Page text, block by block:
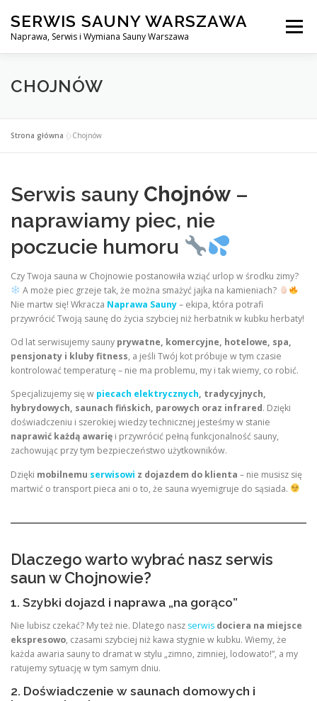
treści
SERWIS SAUNY WARSZAWA
Naprawa, Serwis i Wymiana Sauny Warszawa
Menu
SERWIS DO SAUNY WARSZAWA
CHOJNÓW
Strona główna »Chojnów
Serwis sauny Chojnów –
naprawiamy piec, nie
poczucie humoru
Czy Twoja sauna w Chojnowie postanowiła wziąć urlop w środku zimy?
A może piec grzeje tak, że można smażyć jajka na kamieniach?
Nie martw się! Wkracza Naprawa Sauny– ekipa, która potrafi
przywrócić Twoją saunę do życia szybciej niż herbatnik w kubku herbaty!
Od lat serwisujemy sauny prywatne, komercyjne, hotelowe, spa,
pensjonaty i kluby fitness, a jeśli Twój kot próbuje w tym czasie
kontrolować temperaturę – nie ma problemu, my i tak wiemy, co robić.
Specjalizujemy się w piecach elektrycznych, tradycyjnych,
hybrydowych, saunach fińskich, parowych oraz infrared. Dzięki
doświadczeniu i szerokiej wiedzy technicznej jesteśmy w stanie
naprawić każdą awarię i przywrócić pełną funkcjonalność sauny,
zachowując przy tym bezpieczeństwo użytkowników.
Dzięki mobilnemu serwisowi z dojazdem do klienta – nie musisz się
martwić o transport pieca ani o to, że sauna wyemigruje do sąsiada.
Dlaczego warto wybrać nasz serwis
saun w Chojnowie?
1. Szybki dojazd i naprawa „na gorąco”
Nie lubisz czekać? My też nie. Dlatego nasz serwis dociera na miejsce
ekspresowo, czasami szybciej niż kawa stygnie w kubku. Wiemy, że
każda awaria sauny to dramat w stylu „zimno, zimniej, lodowato!”, a my
ratujemy sytuację w tym samym dniu.
2. Doświadczenie w saunach domowych i